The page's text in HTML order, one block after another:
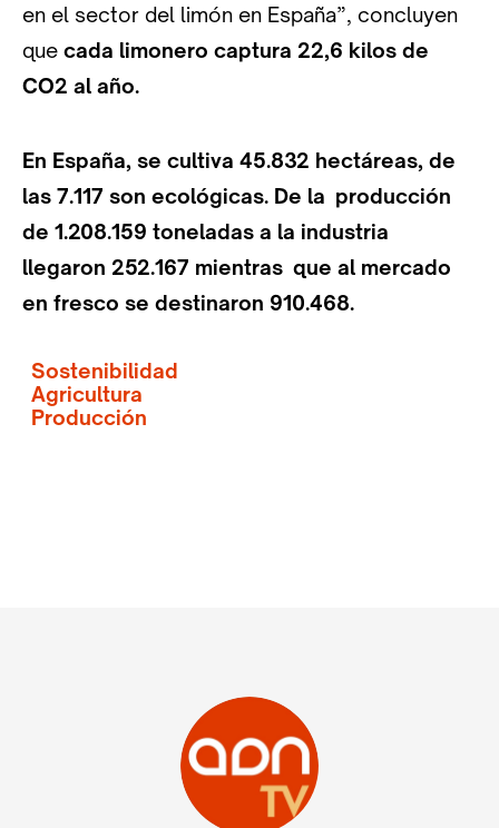
en el sector del limón en España”, concluyen
que cada limonero captura 22,6 kilos de
CO2 al año.
En España, se cultiva 45.832 hectáreas, de
las 7.117 son ecológicas. De la producción
de 1.208.159 toneladas a la industria
llegaron 252.167 mientras que al mercado
en fresco se destinaron 910.468.
Sostenibilidad
Agricultura
Producción